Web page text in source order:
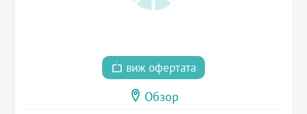
виж офертата
Обзор